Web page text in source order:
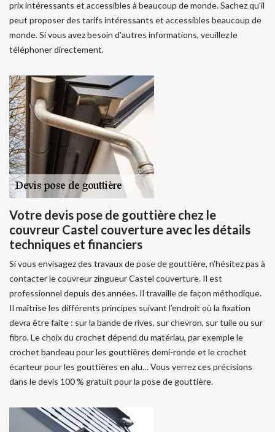
prix intéressants et accessibles à beaucoup de monde. Sachez qu'il
peut proposer des tarifs intéressants et accessibles beaucoup de
monde. Si vous avez besoin d'autres informations, veuillez le
téléphoner directement.
Votre devis pose de gouttière chez le
couvreur Castel couverture avec les détails
techniques et financiers
Si vous envisagez des travaux de pose de gouttière, n’hésitez pas à
contacter le couvreur zingueur Castel couverture. Il est
professionnel depuis des années. Il travaille de façon méthodique.
Il maîtrise les différents principes suivant l’endroit où la fixation
devra être faite : sur la bande de rives, sur chevron, sur tuile ou sur
fibro. Le choix du crochet dépend du matériau, par exemple le
crochet bandeau pour les gouttières demi-ronde et le crochet
écarteur pour les gouttières en alu… Vous verrez ces précisions
dans le devis 100 % gratuit pour la pose de gouttière.